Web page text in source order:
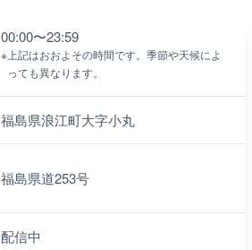
00:00〜23:59
※ 上記はおおよその時間です。季節や天候によ
っても異なります。
福島県浪江町大字小丸
福島県道253号
配信中